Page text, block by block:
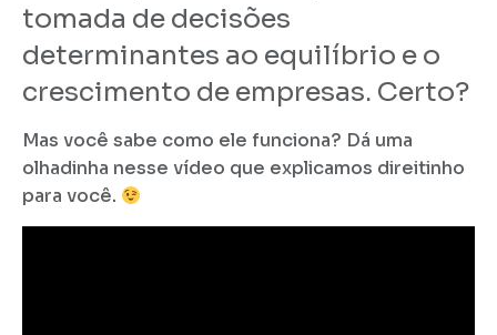
tomada de decisões
determinantes ao equilíbrio e o
crescimento de empresas. Certo?
Mas você sabe como ele funciona? Dá uma
olhadinha nesse vídeo que explicamos direitinho
para você.